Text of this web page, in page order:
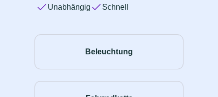
Unabhängig
Schnell
Beleuchtung